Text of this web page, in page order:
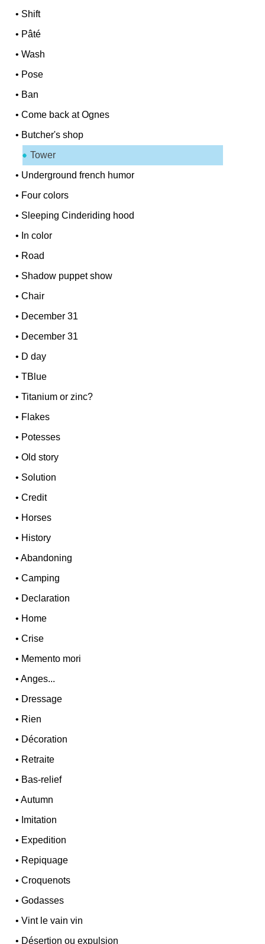
• Shift
• Pâté
•Wash
• Pose
• Ban
•Come back at Ognes
• Butcher's shop
Tower
• Underground french humor
• Four colors
• Sleeping Cinderiding hood
• In color
• Road
• Shadow puppet show
•Chair
• December 31
• December 31
• D day
•TBlue
•Titanium or zinc?
• Flakes
• Potesses
•Old story
• Solution
•Credit
• Horses
• History
•Abandoning
•Camping
• Declaration
• Home
•Crise
• Memento mori
•Anges...
• Dressage
• Rien
• Décoration
• Retraite
• Bas-relief
•Autumn
• Imitation
• Expedition
• Repiquage
•Croquenots
•Godasses
•Vint le vain vin
• Désertion ou expulsion